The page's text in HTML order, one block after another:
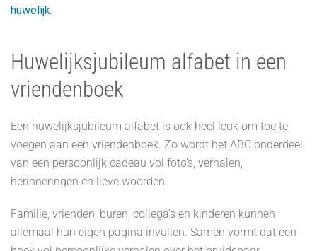
huwelijk.
Huwelijksjubileum alfabet in een
vriendenboek
Een huwelijksjubileum alfabet is ook heel leuk om toe te
voegen aan een vriendenboek. Zo wordt het ABC onderdeel
van een persoonlijk cadeau vol foto’s, verhalen,
herinneringen en lieve woorden.
Familie, vrienden, buren, collega’s en kinderen kunnen
allemaal hun eigen pagina invullen. Samen vormt dat een